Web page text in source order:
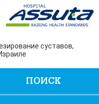
суставов,
ПОИСК